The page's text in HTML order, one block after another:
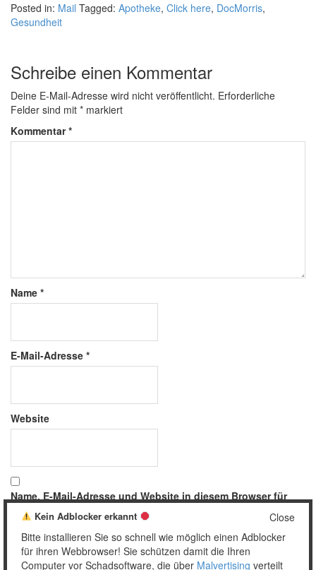
Posted in: Mail Tagged: Apotheke, Click here, DocMorris,
Gesundheit
Schreibe einen Kommentar
Deine E-Mail-Adresse wird nicht veröffentlicht. Erforderliche
Felder sind mit * markiert
Kommentar*
Name *
E-Mail-Adresse *
Website
Name, E-Mail-Adresse und Website in diesem Browser für
meinen nächsten Kommentar speichern.
Close
Kein Adblocker erkannt
Bitte installieren Sie so schnell wie möglich einen Adblocker
für ihren Webbrowser! Sie schützen damit die Ihren
Computer vor Schadsoftware, die über Malvertising verteilt